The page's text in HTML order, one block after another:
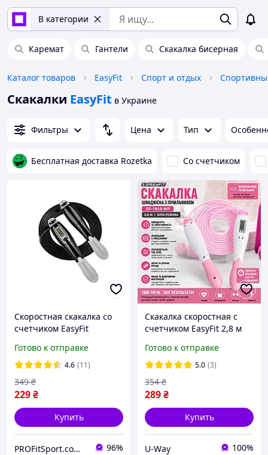
В категории
Каремат Гантели Скакалка бисерная
Каталог товаров EasyFit Спорт и отдых
Скакалки EasyFit в Украине
Фильтры Цена Тип
Бесплатная доставка Rozetka Со счетчиком
Скоростная скакалка со
счетчиком EasyFit
Готово к отправке
4.6 (11)
229₴
349 ₴
Купить
PROFitSport.com.ua - Интернет-магазин спортинвентаря 96%
Скакалка скоростная с
счетчиком EasyFit 2,8 м
регулируемая стальная
для фитнеса кроссфита и
похудения
Готово к отправке
5.0 (3)
289₴
354 ₴
Купить
U-Way 100%